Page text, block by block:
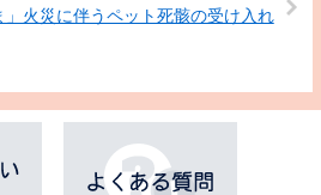
」火災に伴うペット死骸の受け入れ